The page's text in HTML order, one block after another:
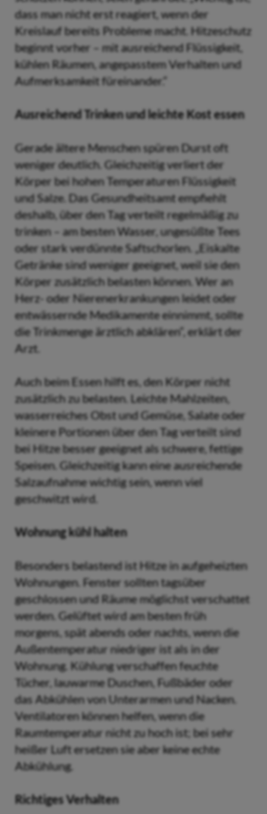
dass man nicht erst reagiert, wenn der
Kreislauf bereits Probleme macht. Hitzeschutz
beginnt vorher – mit ausreichend Flüssigkeit,
kühlen Räumen, angepasstem Verhalten und
Aufmerksamkeit füreinander.“
Ausreichend Trinken und leichte Kost essen
Gerade ältere Menschen spüren Durst oft
weniger deutlich. Gleichzeitig verliert der
Körper bei hohen Temperaturen Flüssigkeit
und Salze. Das Gesundheitsamt empfiehlt
deshalb, über den Tag verteilt regelmäßig zu
trinken – am besten Wasser, ungesüßte Tees
oder stark verdünnte Saftschorlen. „Eiskalte
Getränke sind weniger geeignet, weil sie den
Körper zusätzlich belasten können. Wer an
Herz- oder Nierenerkrankungen leidet oder
entwässernde Medikamente einnimmt, sollte
die Trinkmenge ärztlich abklären“, erklärt der
Arzt.
Auch beim Essen hilft es, den Körper nicht
zusätzlich zu belasten. Leichte Mahlzeiten,
wasserreiches Obst und Gemüse, Salate oder
kleinere Portionen über den Tag verteilt sind
bei Hitze besser geeignet als schwere, fettige
Speisen. Gleichzeitig kann eine ausreichende
Salzaufnahme wichtig sein, wenn viel
geschwitzt wird.
Wohnung kühl halten
Besonders belastend ist Hitze in aufgeheizten
Wohnungen. Fenster sollten tagsüber
geschlossen und Räume möglichst verschattet
werden. Gelüftet wird am besten früh
morgens, spät abends oder nachts, wenn die
Außentemperatur niedriger ist als in der
Wohnung. Kühlung verschaffen feuchte
Tücher, lauwarme Duschen, Fußbäder oder
das Abkühlen von Unterarmen und Nacken.
Ventilatoren können helfen, wenn die
Raumtemperatur nicht zu hoch ist; bei sehr
heißer Luft ersetzen sie aber keine echte
Abkühlung.
Richtiges Verhalten